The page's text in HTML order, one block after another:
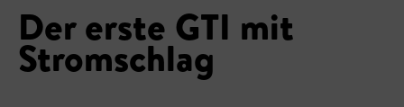
Der erste GTI mit
Stromschlag